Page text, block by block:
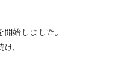
始しました。
、